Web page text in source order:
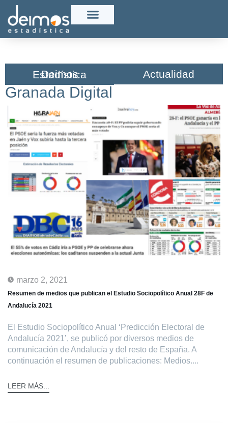
Deimos Estadística​ Actualidad
Granada Digital
marzo 2, 2021
Resumen de medios que publican el Estudio Sociopolítico Anual 28F de
Andalucía 2021
El Estudio Sociopolítico Anual ‘Predicción Electoral de
Andalucía 2021’, se publicó por diversos medios de
comunicación de Andalucía y del resto de España. A
continuación el resumen de publicaciones: Medios....
LEER MÁS...